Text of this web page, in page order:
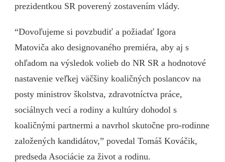
prezidentkou SR poverený zostavením vlády.
“Dovoľujeme si povzbudiť a požiadať Igora
Matoviča ako designovaného premiéra, aby aj s
ohľadom na výsledok volieb do NR SR a hodnotové
nastavenie veľkej väčšiny koaličných poslancov na
posty ministrov školstva, zdravotníctva práce,
sociálnych vecí a rodiny a kultúry dohodol s
koaličnými partnermi a navrhol skutočne pro-rodinne
založených kandidátov,” povedal Tomáš Kováčik,
predseda Asociácie za život a rodinu.